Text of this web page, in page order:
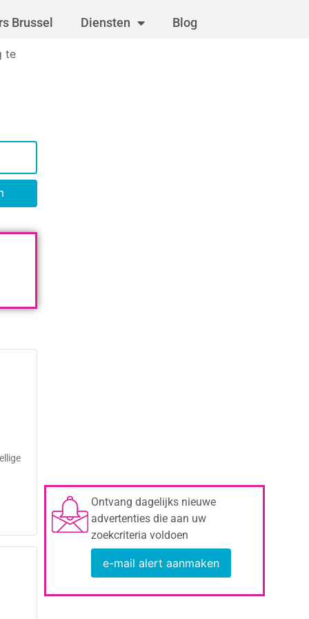
Brussel Diensten Blog
te
Ontvang dagelijks nieuwe
advertenties die aan uw
zoekcriteria voldoen
e-mail alert aanmaken